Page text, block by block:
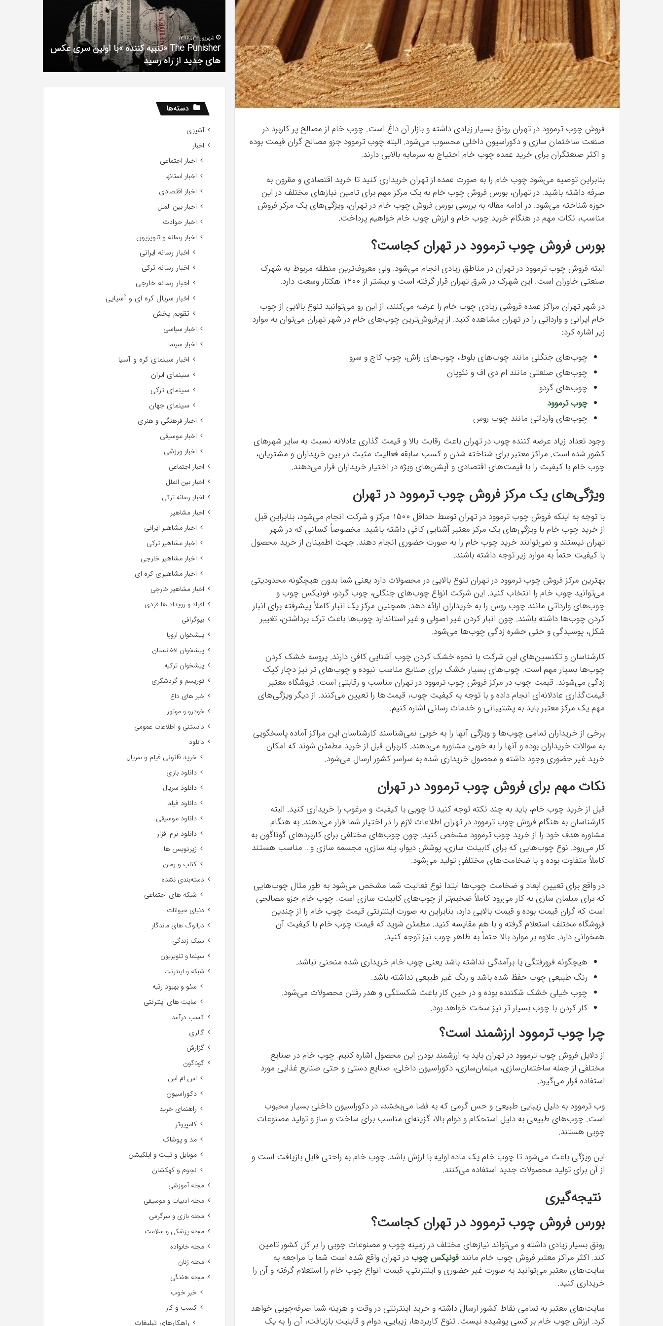
فروش چوب ترموود در تهران رونق بسیار زیادی داشته و بازار آن داغ است. چوب خام از مصالح پر کاربرد در
صنعت ساختمان سازی و دکوراسیون داخلی محسوب می‌شود. البته چوب ترموود جزو مصالح گران قیمت بوده
و اکثر صنعتگران برای خرید عمده چوب خام احتیاج به سرمایه بالایی دارند.
بنابراین توصیه می‌شود چوب خام را به صورت عمده از تهران خریداری کنید تا خرید اقتصادی و مقرون به
صرفه داشته باشید. در تهران، بورس فروش چوب خام به یک مرکز مهم برای تامین نیازهای مختلف در این
حوزه شناخته می‌شود. در ادامه مقاله به بررسی بورس فروش چوب خام در تهران، ویژگی‌های یک مرکز فروش
مناسب، نکات مهم در هنگام خرید چوب خام و ارزش چوب خام خواهیم پرداخت.
بورس فروش چوب ترموود در تهران کجاست؟
البته فروش چوب ترموود در تهران در مناطق زیادی انجام می‌شود. ولی معروف‌ترین منطقه مربوط به شهرک
صنعتی خاوران است. این شهرک در شرق تهران قرار گرفته است و بیشتر از ۱۲۰۰ هکتار وسعت دارد.
در شهر تهران مراکز عمده فروشی زیادی چوب خام را عرضه می‌کنند، از این رو می‌توانید تنوع بالایی از چوب
خام ایرانی و وارداتی را در تهران مشاهده کنید. از پرفروش‌ترین چوب‌های خام در شهر تهران می‌توان به موارد
زیر اشاره کرد:
چوب‌های جنگلی مانند چوب‌های بلوط، چوب‌های راش، چوب کاج و سرو
چوب‌های صنعتی مانند ام دی اف و نئوپان
چوب‌های گردو
چوب ترموود
چوب‌های وارداتی مانند چوب روس
وجود تعداد زیاد عرضه کننده چوب در تهران باعث رقابت بالا و قیمت‌ گذاری عادلانه نسبت به سایر شهرهای
کشور شده است. مراکز معتبر برای شناخته شدن و کسب سابقه فعالیت مثبت در بین خریداران و مشتریان،
چوب خام با کیفیت را با قیمت‌های اقتصادی و آپشن‌های ویژه در اختیار خریداران قرار می‌دهند.
ویژگی‌های یک مرکز فروش چوب ترموود در تهران
با توجه به اینکه فروش چوب ترموود در تهران توسط حداقل ۱۵۰۰ مرکز و شرکت انجام می‌شود، بنابراین قبل
از خرید چوب خام با ویژگی‌های یک مرکز معتبر آشنایی کافی داشته باشید. مخصوصاً کسانی که در شهر
تهران نیستند و نمی‌توانند خرید چوب خام را به صورت حضوری انجام دهند. جهت اطمینان از خرید محصول
با کیفیت حتماً به موارد زیر توجه داشته باشند.
بهترین مرکز فروش چوب ترموود در تهران تنوع بالایی در محصولات دارد یعنی شما بدون هیچگونه محدودیتی
می‌توانید چوب خام را انتخاب کنید. این شرکت انواع چوب‌های جنگلی، چوب گردو، فونیکس چوب و
چوب‌های وارداتی مانند چوب روس را به خریداران ارائه دهد. همچنین مرکز یک انبار کاملاً پیشرفته برای انبار
کردن چوب‌ها داشته باشند. چون انبار کردن غیر اصولی و غیر استاندارد چوب‌ها باعث ترک برداشتن، تغییر
شکل، پوسیدگی و حتی حشره زدگی چوب‌ها می‌شود.
کارشناسان و تکنسین‌های این شرکت با نحوه خشک کردن چوب آشنایی کافی دارند. پروسه خشک کردن
چوب‌ها بسیار مهم است. چوب‌های بسیار خشک برای صنایع مناسب نبوده و چوب‌های تر نیز دچار کپک
زدگی می‌شوند. قیمت چوب در مرکز فروش چوب ترموود در تهران مناسب و رقابتی است. فروشگاه معتبر
قیمت‌گذاری عادلانه‌ای انجام داده و با توجه به کیفیت چوب، قیمت‌ها را تعیین می‌کنند. از دیگر ویژگی‌های
مهم یک مرکز معتبر باید به پشتیبانی و خدمات رسانی اشاره کنیم.
برخی از خریداران تمامی چوب‌ها و ویژگی آنها را به خوبی نمی‌شناسند کارشناسان این مراکز آماده پاسخگویی
به سوالات خریداران بوده و آنها را به خوبی مشاوره می‌دهند. کاربران قبل از خرید مطمئن شوند که امکان
خرید غیر حضوری وجود داشته و محصول خریداری شده به سراسر کشور ارسال می‌شود.
نکات مهم برای فروش چوب ترموود در تهران
قبل از خرید چوب خام، باید به چند نکته توجه کنید تا چوبی با کیفیت و مرغوب را خریداری کنید. البته
کارشناسان به هنگام فروش چوب ترموود در تهران اطلاعات لازم را در اختیار شما قرار می‌دهند. به هنگام
مشاوره هدف خود را از خرید چوب ترموود مشخص کنید. چون چوب‌های مختلفی برای کاربردهای گوناگون به
کار می‌رود. نوع چوب‌هایی که برای کابینت سازی، پوشش دیوار، پله سازی، مجسمه سازی و… مناسب هستند
کاملاً متفاوت بوده و با ضخامت‌های مختلفی تولید می‌شود.
در واقع برای تعیین ابعاد و ضخامت چوب‌ها ابتدا نوع فعالیت شما مشخص می‌شود به طور مثال چوب‌هایی
که برای مبلمان سازی به کار می‌رود کاملاً ضخیم‌تر از چوب‌های کابینت سازی است. چوب خام جزو مصالحی
است که گران قیمت بوده و قیمت بالایی دارد، بنابراین به صورت اینترنتی قیمت چوب خام را از چندین
فروشگاه مختلف استعلام گرفته و با هم مقایسه کنید. مطمئن شوید که قیمت چوب خام با کیفیت آن
همخوانی دارد. علاوه بر موارد بالا حتماً به ظاهر چوب نیز توجه کنید.
هیچگونه فرورفتگی یا برآمدگی نداشته باشد یعنی چوب خام خریداری شده منحنی نباشد.
رنگ طبیعی چوب حفظ شده باشد و رنگ غیر طبیعی نداشته باشد.
چوب خیلی خشک شکننده بوده و در حین کار باعث شکستگی و هدر رفتن محصولات می‌شود.
کار کردن با چوب بسیار تر نیز سخت خواهد بود.
چرا چوب ترموود ارزشمند است؟
از دلایل فروش چوب ترموود در تهران باید به ارزشمند بودن این محصول اشاره کنیم. چوب خام در صنایع
مختلفی از جمله ساختمان‌سازی، مبلمان‌سازی، دکوراسیون داخلی، صنایع دستی و حتی صنایع غذایی مورد
استفاده قرار می‌گیرد.
وب ترموود به دلیل زیبایی طبیعی و حس گرمی که به فضا می‌بخشد، در دکوراسیون داخلی بسیار محبوب
است. چوب‌های طبیعی به دلیل استحکام و دوام بالا، گزینه‌ای مناسب برای ساخت و ساز و تولید مصنوعات
چوبی هستند.
این ویژگی باعث می‌شود تا چوب خام یک ماده اولیه با ارزش باشد. چوب خام به راحتی قابل بازیافت است و
از آن برای تولید محصولات جدید استفاده می‌کنند.
نتیجه‌گیری
بورس فروش چوب ترموود در تهران کجاست؟
رونق بسیار زیادی داشته و می‌تواند نیازهای مختلف در زمینه چوب و مصنوعات چوبی را بر کل کشور تامین
کند. اکثر مراکز معتبر فروش چوب خام مانند فونیکس چوب در تهران واقع شده است شما با مراجعه به
سایت‌های معتبر می‌توانید به صورت غیر حضوری و اینترنتی، قیمت انواع چوب خام را استعلام گرفته و آن را
خریداری کنید.
سایت‌های معتبر به تمامی نقاط کشور ارسال داشته و خرید اینترنتی در وقت و هزینه شما صرفه‌جویی خواهد
کرد. ارزش چوب خام بر کسی پوشیده نیست. تنوع کاربردها، زیبایی، دوام و قابلیت بازیافت، آن را به یک
ذهن ما اطلاعات
که
“فروزن
2”
موفق
خواهد
بود.
آذر 23, 1398
کریستن بل می دانست که “فروزن 2” موفق
خواهد بود.
اولین
سری
های
جدید
از
راه
رسید
شهریور 23, 1396
The Punisher «تنبیه کننده »با اولین سری عکس
های جدید از راه رسید
استعداد
Gifted
2017
شهریور 1, 1396
دانلود رایگان دوبله فارسی فیلم با استعداد Gifted
2017
دسته‌ها
آشپزی
اخبار
اخبار اجتماعی
اخبار استانها
اخبار اقتصادی
اخبار بین الملل
اخبار حوادث
اخبار رسانه و تلویزیون
اخبار رسانه ایرانی
اخبار رسانه ترکی
اخبار رسانه خارجی
اخبار سریال کره ای و آسیایی
تقویم پخش
اخبار سیاسی
اخبار سینما
اخبار سینمای کره و آسیا
سینمای ایران
سینمای ترکی
سینمای جهان
اخبار فرهنگی و هنری
اخبار موسیقی
اخبار ورزشی
اخبار اجتماعی
اخبار بین الملل
اخبار رسانه ترکی
اخبار مشاهیر
اخبار مشاهیر ایرانی
اخبار مشاهیر ترکی
اخبار مشاهیر خارجی
اخبار مشاهیری کره ای
اخبار مشاهیر خارجی
افراد و رویداد ها فردی
بیوگرافی
پیشخوان اروپا
پیشخوان افغانستان
پیشخوان ترکیه
توریسم و گردشگری
خبر های داغ
خودرو و موتور
دانستنی و اطلاعات عمومی
دانلود
خرید قانونی فیلم و سریال
دانلود بازی
دانلود سریال
دانلود فیلم
دانلود موسیقی
دانلود نرم افزار
زیرنویس ها
کتاب و رمان
دسته‌بندی نشده
شبکه های اجتماعی
دنیای حیوانات
دیالوگ های ماندگار
سبک زندگی
سینما و تلویزیون
شبکه و اینترنت
سئو و بهبود رتبه
سایت های اینترنتی
کسب درآمد
گالری
گزارش
گوناگون
اس ام اس
دکوراسیون
راهنمای خرید
کامپیوتر
مد و پوشاک
موبایل و تبلت و اپلکیشن
نجوم و کهکشان
مجله آموزشی
مجله ادبیات و موسیقی
مجله بازی و سرگرمی
مجله پزشکی و سلامت
مجله خانواده
مجله زنان
مجله هفتگی
خبر خوب
کسب و کار
راهکارهای تبلیغات